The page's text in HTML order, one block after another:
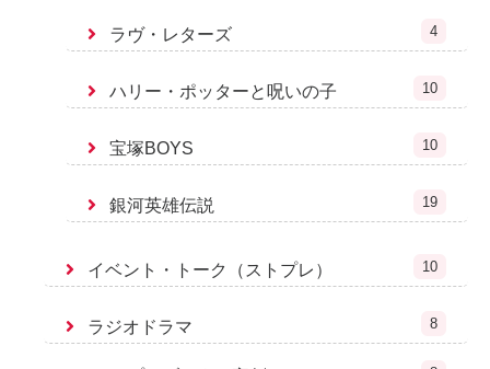
ラヴ・レターズ 4
ハリー・ポッターと呪いの子 10
宝塚BOYS 10
銀河英雄伝説 19
イベント・トーク（ストプレ） 10
ラジオドラマ 8